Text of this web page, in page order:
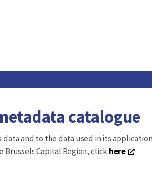
catalogue
data and to the data used in its
Brussels Capital Region, clickhere .